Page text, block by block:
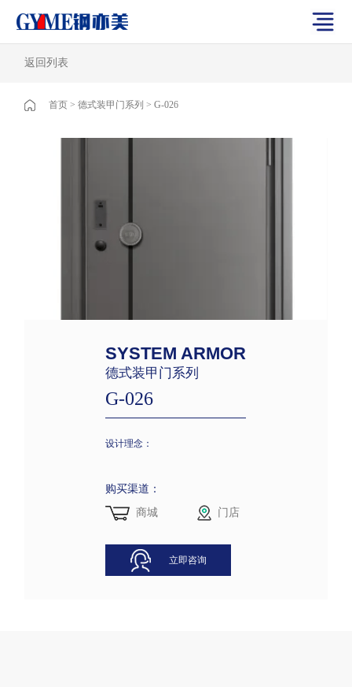
首页 > 德式装甲门系列 > G-026
返回列表
SYSTEM ARMOR
德式装甲门系列
G-026
设计理念：
购买渠道：
商城
门店
立即咨询